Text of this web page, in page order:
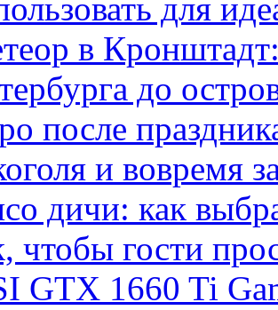
для
в
до
после
и вовремя
дичи: как
чтобы гости
GTX 1660 Ti